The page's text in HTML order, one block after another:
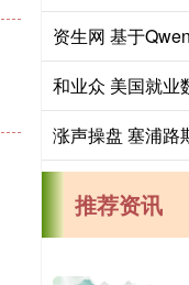
推荐资讯